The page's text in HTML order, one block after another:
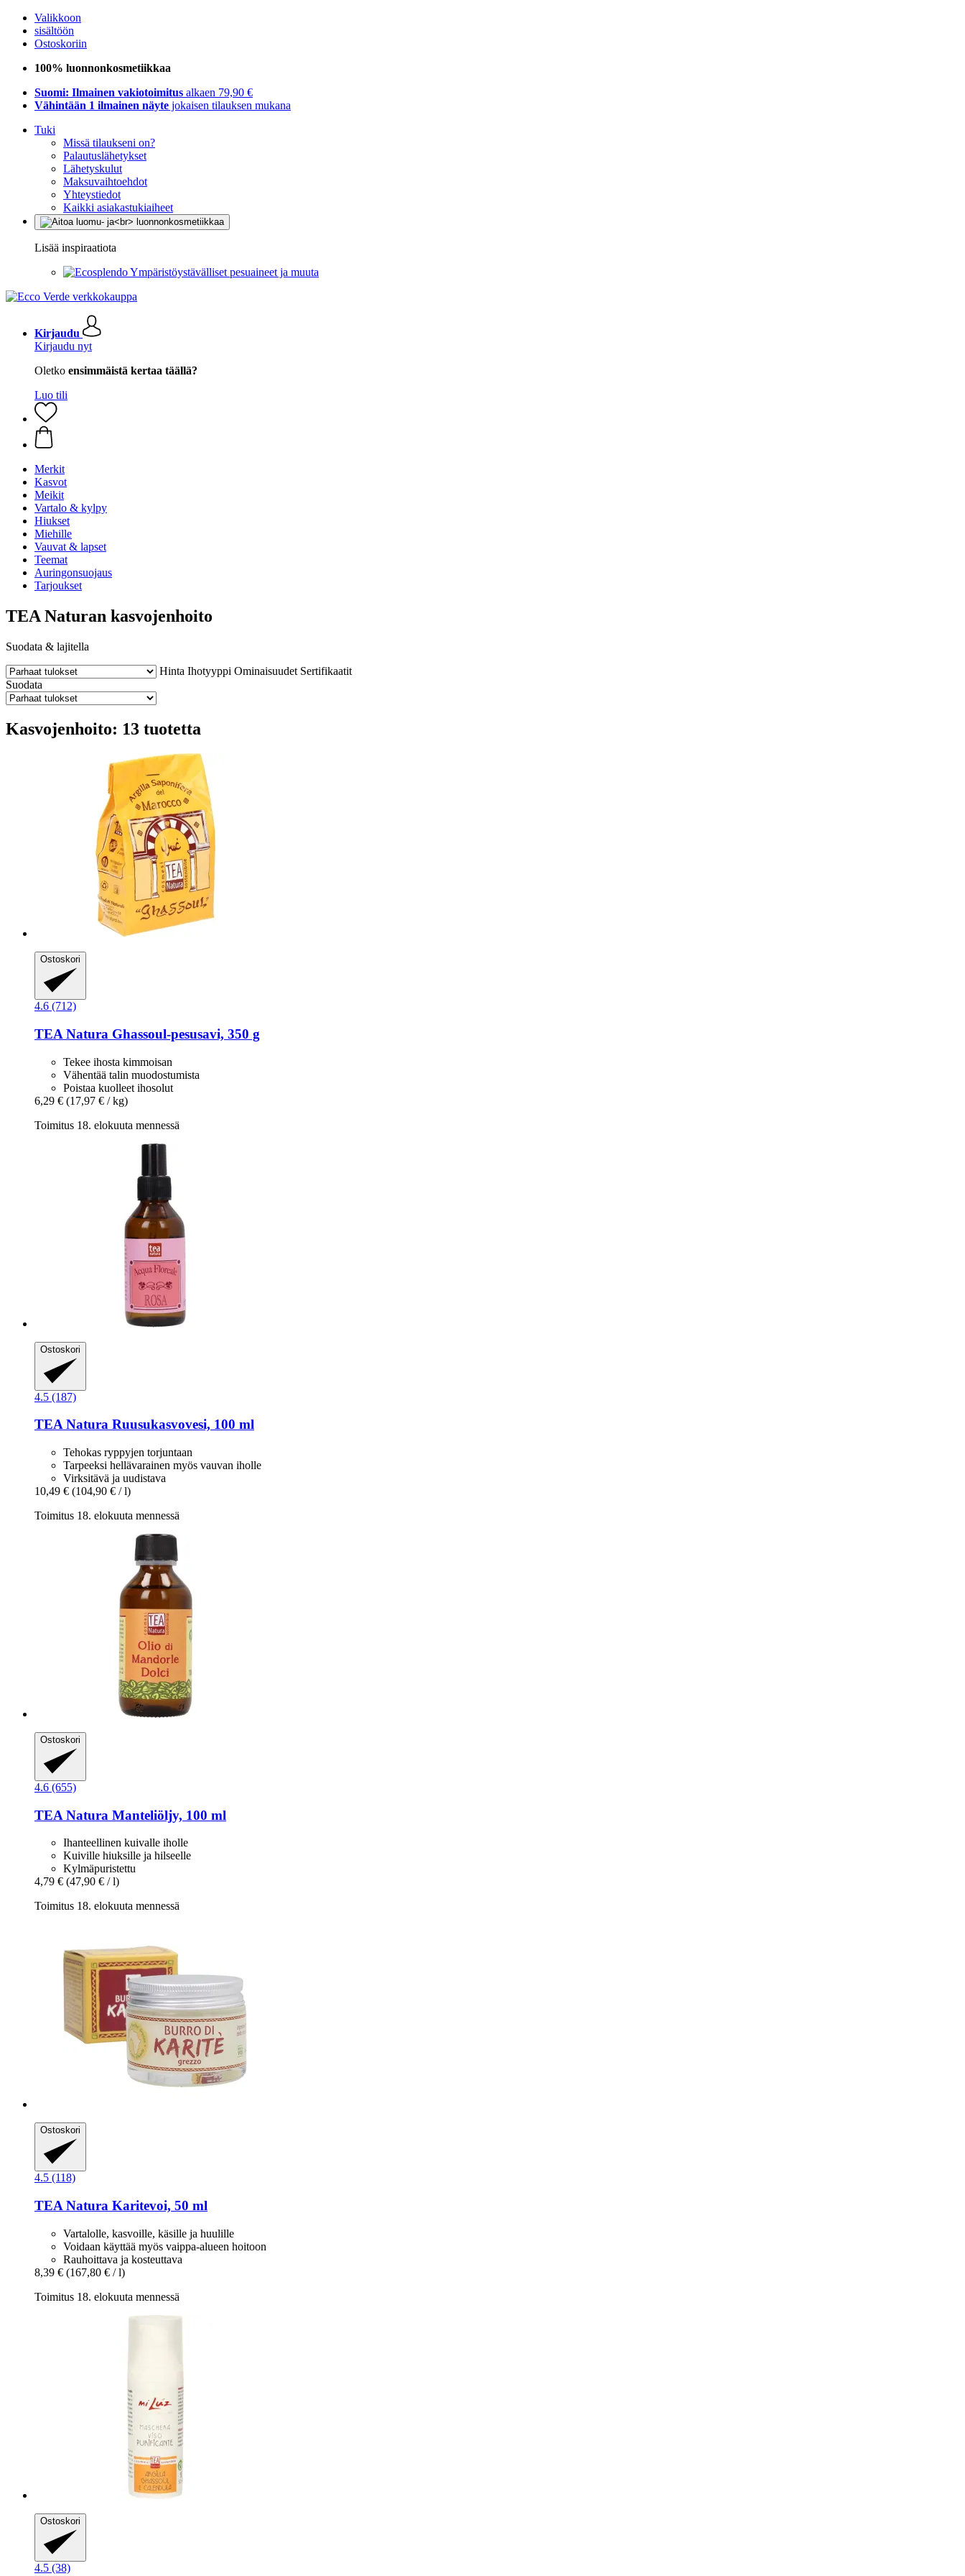
Valikkoon
sisältöön
Ostoskoriin
100% luonnonkosmetiikkaa
Suomi: Ilmainen vakiotoimitus alkaen 79,90 €
Vähintään 1 ilmainen näyte jokaisen tilauksen mukana
Tuki
Missä tilaukseni on?
Palautuslähetykset
Lähetyskulut
Maksuvaihtoehdot
Yhteystiedot
Kaikki asiakastukiaiheet
Lisää inspiraatiota
Ympäristöystävälliset pesuaineet ja muuta
Kirjaudu
Kirjaudu nyt
Oletko ensimmäistä kertaa täällä?
Luo tili
Merkit
Kasvot
Meikit
Vartalo & kylpy
Hiukset
Miehille
Vauvat & lapset
Teemat
Auringonsuojaus
Tarjoukset
TEA Naturan kasvojenhoito
Suodata & lajitella
Hinta Ihotyyppi Ominaisuudet Sertifikaatit
Suodata
Kasvojenhoito: 13 tuotetta
Ostoskori
4.6 (712)
TEA Natura Ghassoul-​pesusavi, 350 g
Tekee ihosta kimmoisan
Vähentää talin muodostumista
Poistaa kuolleet ihosolut
6,29 € (17,97 € / kg)
Toimitus 18. elokuuta mennessä
Ostoskori
4.5 (187)
TEA Natura Ruusukasvovesi, 100 ml
Tehokas ryppyjen torjuntaan
Tarpeeksi hellävarainen myös vauvan iholle
Virksitävä ja uudistava
10,49 € (104,90 € / l)
Toimitus 18. elokuuta mennessä
Ostoskori
4.6 (655)
TEA Natura Manteliöljy, 100 ml
Ihanteellinen kuivalle iholle
Kuiville hiuksille ja hilseelle
Kylmäpuristettu
4,79 € (47,90 € / l)
Toimitus 18. elokuuta mennessä
Ostoskori
4.5 (118)
TEA Natura Karitevoi, 50 ml
Vartalolle, kasvoille, käsille ja huulille
Voidaan käyttää myös vaippa-alueen hoitoon
Rauhoittava ja kosteuttava
8,39 € (167,80 € / l)
Toimitus 18. elokuuta mennessä
Ostoskori
4.5 (38)